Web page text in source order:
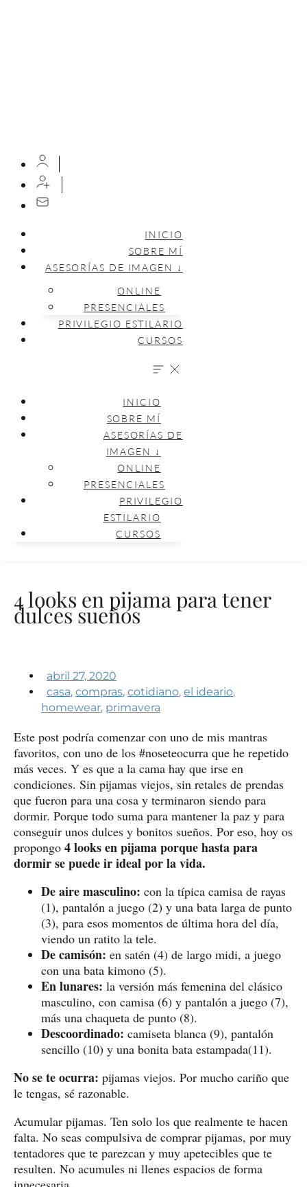
INICIO
SOBRE MÍ
ASESORÍAS DE IMAGEN ↓
ONLINE
PRESENCIALES
PRIVILEGIO ESTILARIO
CURSOS
INICIO
SOBRE MÍ
ASESORÍAS DE
IMAGEN ↓
ONLINE
PRESENCIALES
PRIVILEGIO
ESTILARIO
CURSOS
4 looks en pijama para tener
dulces sueños
abril 27, 2020
casa, compras, cotidiano, el ideario,
homewear, primavera
Este post podría comenzar con uno de mis mantras
favoritos, con uno de los #noseteocurra que he repetido
más veces. Y es que a la cama hay que irse en
condiciones. Sin pijamas viejos, sin retales de prendas
que fueron para una cosa y terminaron siendo para
dormir. Porque todo suma para mantener la paz y para
conseguir unos dulces y bonitos sueños. Por eso, hoy os
propongo 4 looks en pijama porque hasta para
dormir se puede ir ideal por la vida.
De aire masculino: con la típica camisa de rayas
(1), pantalón a juego (2) y una bata larga de punto
(3), para esos momentos de última hora del día,
viendo un ratito la tele.
De camisón: en satén (4) de largo midi, a juego
con una bata kimono (5).
En lunares: la versión más femenina del clásico
masculino, con camisa (6) y pantalón a juego (7),
más una chaqueta de punto (8).
Descoordinado: camiseta blanca (9), pantalón
sencillo (10) y una bonita bata estampada(11).
No se te ocurra: pijamas viejos. Por mucho cariño que
le tengas, sé razonable.
Acumular pijamas. Ten solo los que realmente te hacen
falta. No seas compulsiva de comprar pijamas, por muy
tentadores que te parezcan y muy apetecibles que te
resulten. No acumules ni llenes espacios de forma